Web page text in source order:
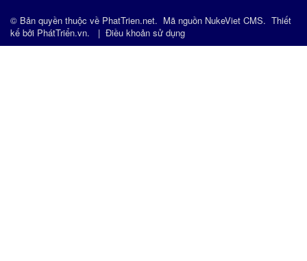
© Bản quyền thuộc về PhatTrien.net. Mã nguồn NukeViet CMS. Thiết
kế bởi PhátTriển.vn. | Điều khoản sử dụng